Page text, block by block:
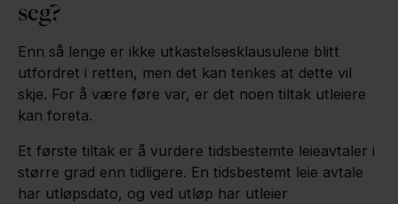
seg?
Enn så lenge er ikke utkastelsesklausulene blitt
utfordret i retten, men det kan tenkes at dette vil
skje. For å være føre var, er det noen tiltak utleiere
kan foreta.
Et første tiltak er å vurdere tidsbestemte leieavtaler i
større grad enn tidligere. En tidsbestemt leie avtale
har utløpsdato, og ved utløp har utleier